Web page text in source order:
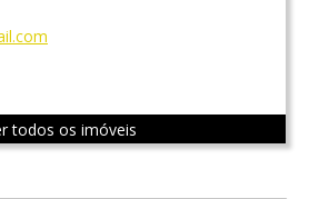
todos os imóveis